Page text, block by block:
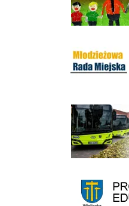
link do strony